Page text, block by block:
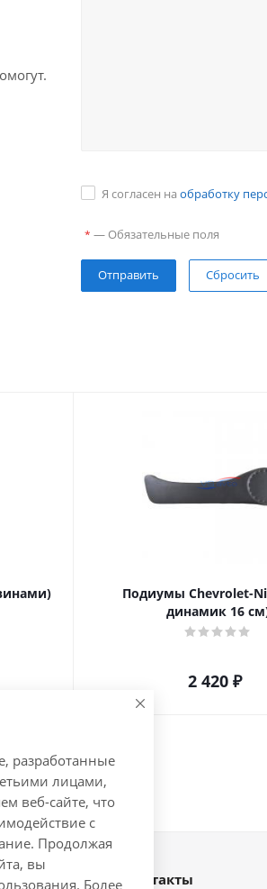
Я согласен на обработку
* — Обязательные поля
Сбросить
Подиумы Chevrolet-
динамик 16
2 420 ₽
Наши контакты
разработанные
лицами,
веб-сайте, что
с
Продолжая
вы
Более